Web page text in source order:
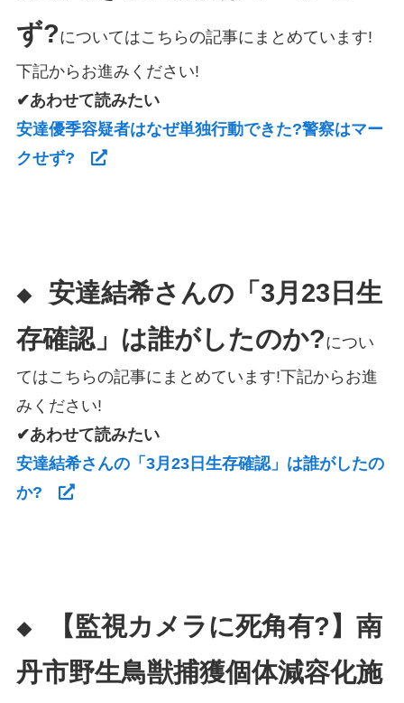
ず?についてはこちらの記事にまとめています!
下記からお進みください!
✔あわせて読みたい
安達優季容疑者はなぜ単独行動できた?警察はマー
クせず?
◆ 安達結希さんの「3月23日生
存確認」は誰がしたのか?につい
てはこちらの記事にまとめています!下記からお進
みください!
✔あわせて読みたい
安達結希さんの「3月23日生存確認」は誰がしたの
か?
◆
【監視カメラに死角有?】南
丹市野生鳥獣捕獲個体減容化施